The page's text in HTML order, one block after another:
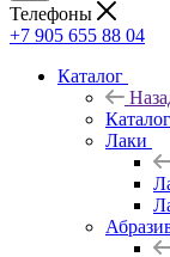
Телефоны
+7 905 655 88 04
Каталог
Каталог
Лаки